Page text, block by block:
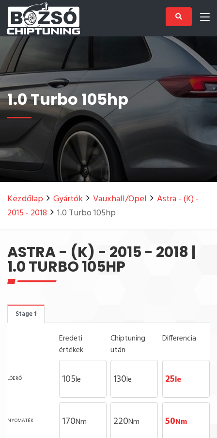
1.0 Turbo 105hp
Kezdőlap Gyártók Vauxhall/Opel
Astra - (K) -
2015 - 2018
1.0 Turbo 105hp
ASTRA - (K) - 2015 - 2018 |
1.0 TURBO 105HP
Stage 1
Eredeti
értékek
Chiptuning
után
Differencia
LÓERŐ 105le 130le 25le
NYOMATÉK 170Nm 220Nm 50Nm